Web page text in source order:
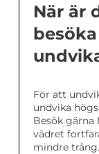
När är
För att
undvika
Besök gärna
vädret
mindre trång.